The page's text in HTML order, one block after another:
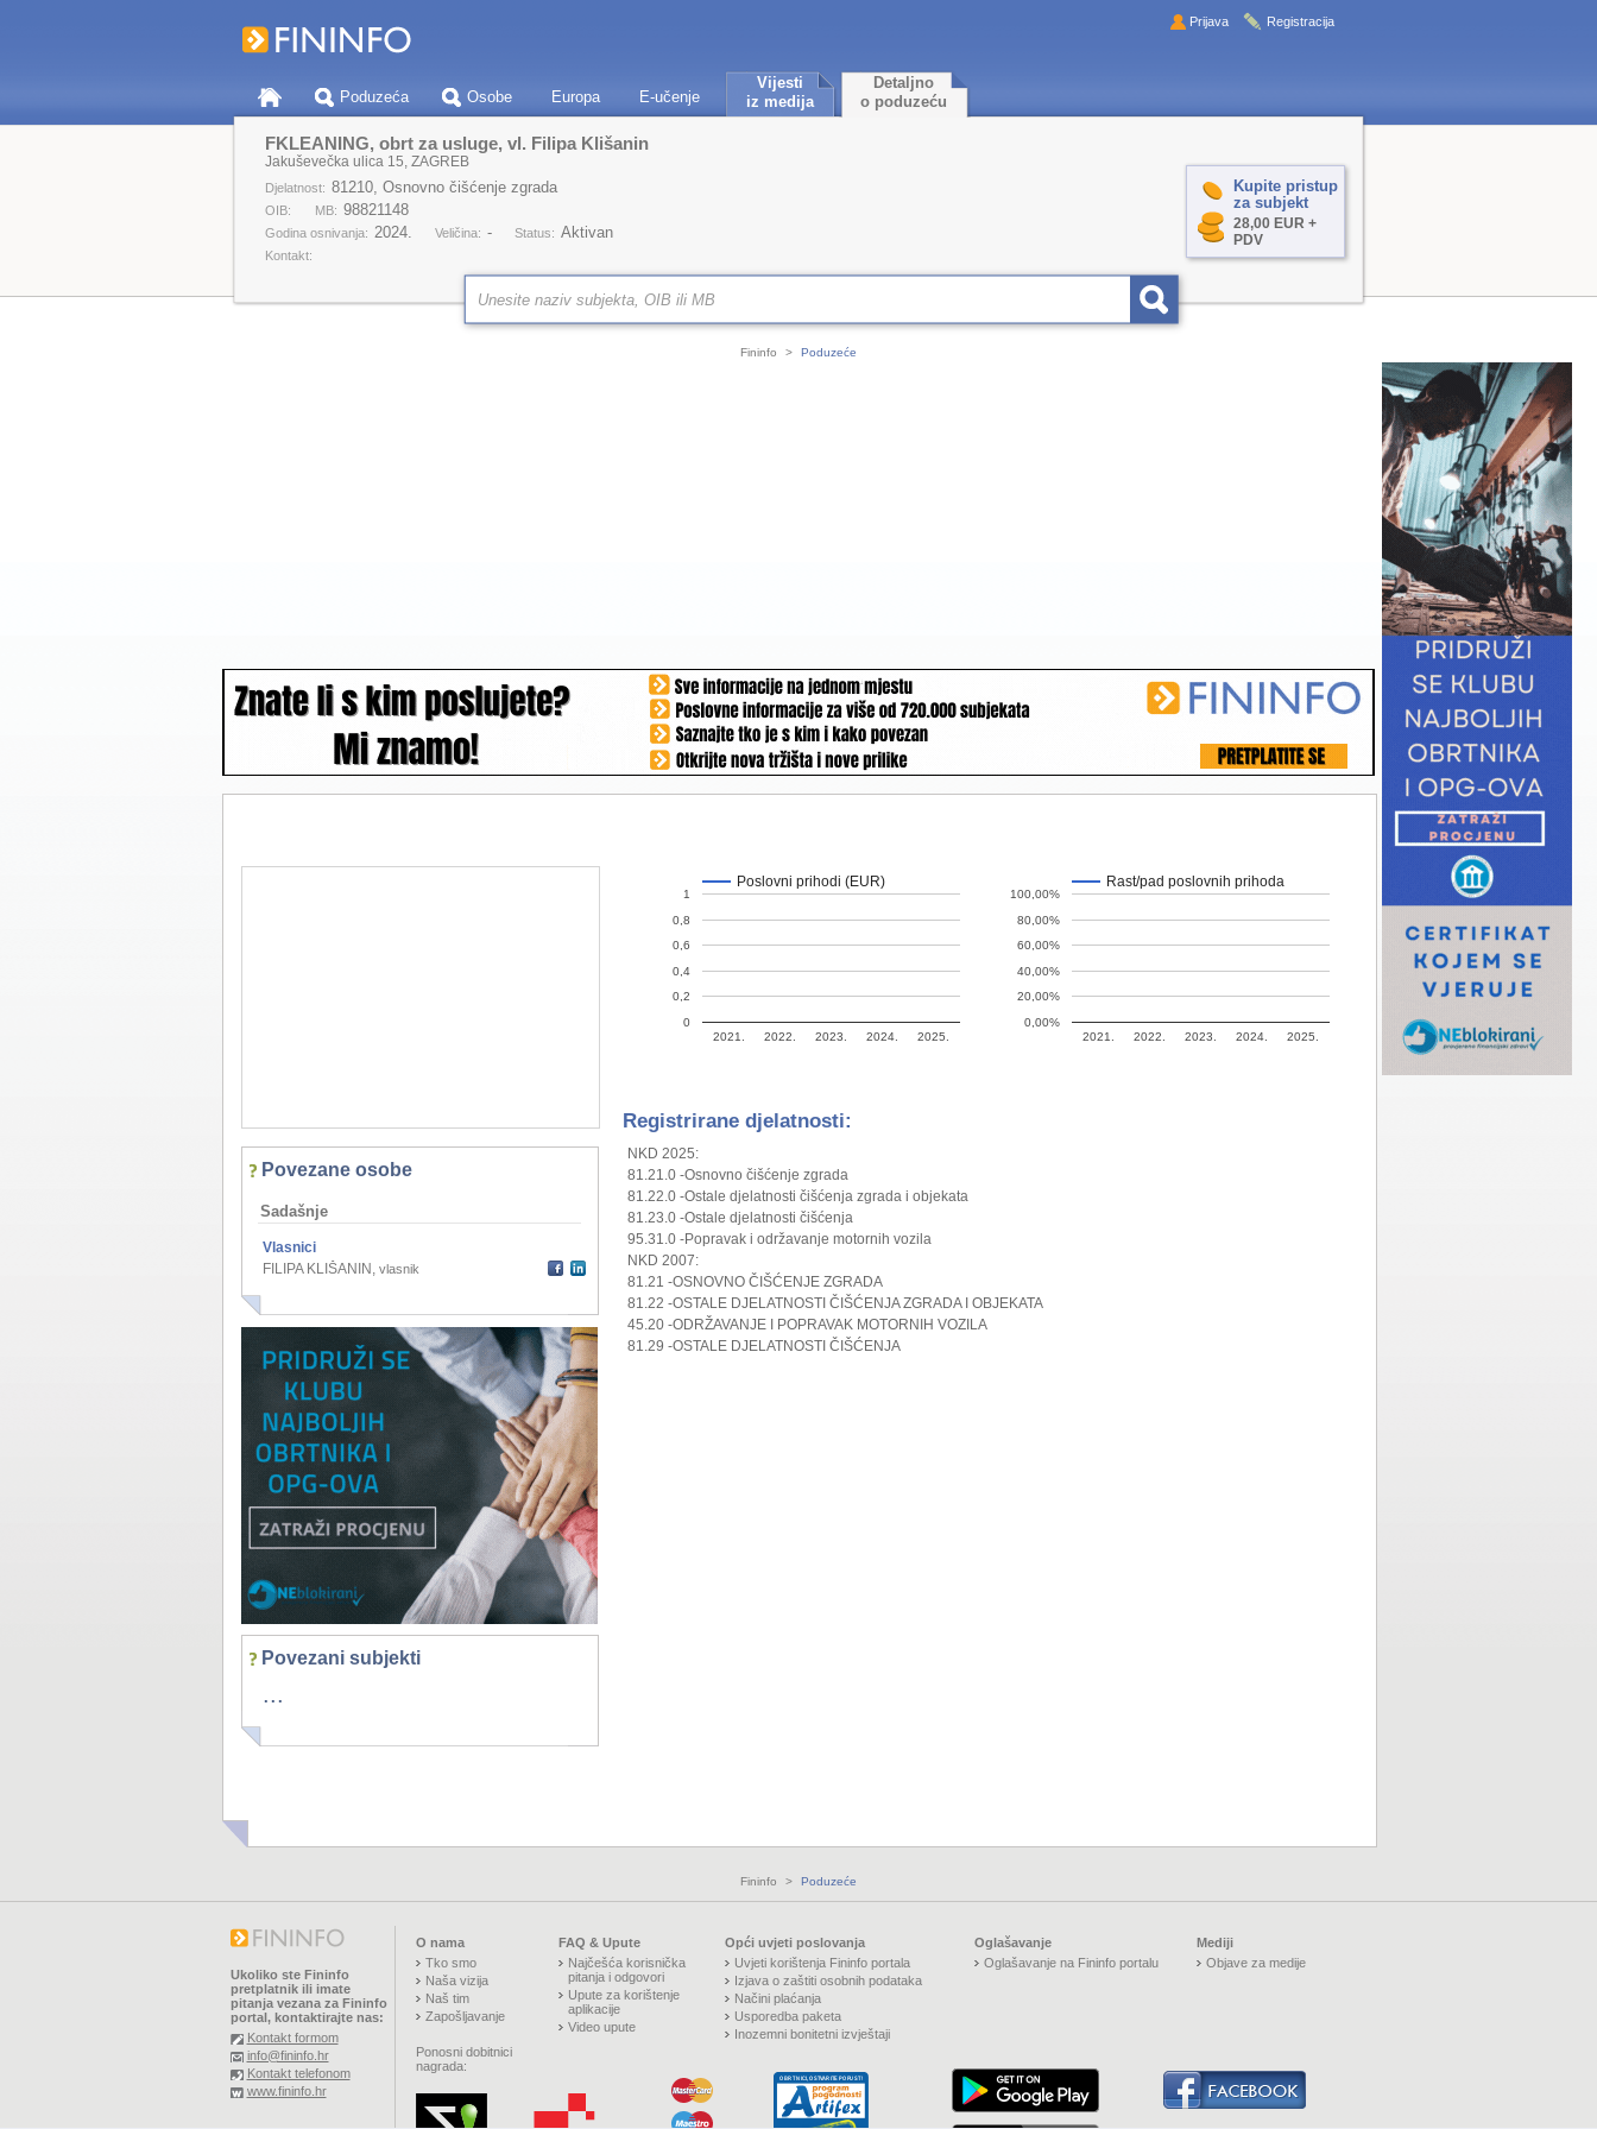
Poduzeća Osobe Europa E-učenje
Vijesti
iz medija
Detaljno
o poduzeću
Prijava Registracija
Kupite pristup
za subjekt
28,00 EUR +
PDV
FKLEANING, obrt za usluge, vl. Filipa Klišanin
Jakuševečka ulica 15, ZAGREB
Djelatnost: 81210, Osnovno čišćenje zgrada
OIB: MB: 98821148
Godina osnivanja: 2024. Veličina: - Status: Aktivan
Kontakt:
Fininfo > Poduzeće
Povezane osobe
Sadašnje
Vlasnici
FILIPA KLIŠANIN , vlasnik
Povezani subjekti
...
Poslovni prihodi (EUR)
2021. 2022. 2023. 2024. 2025.
0
0,2
0,4
0,6
0,8
1
Rast/pad poslovnih prihoda
2021. 2022. 2023. 2024. 2025.
0,00%
20,00%
40,00%
60,00%
80,00%
100,00%
Registrirane djelatnosti:
NKD 2025:
81.21.0 -Osnovno čišćenje zgrada
81.22.0 -Ostale djelatnosti čišćenja zgrada i objekata
81.23.0 -Ostale djelatnosti čišćenja
95.31.0 -Popravak i održavanje motornih vozila
NKD 2007:
81.21 -OSNOVNO ČIŠĆENJE ZGRADA
81.22 -OSTALE DJELATNOSTI ČIŠĆENJA ZGRADA I OBJEKATA
45.20 -ODRŽAVANJE I POPRAVAK MOTORNIH VOZILA
81.29 -OSTALE DJELATNOSTI ČIŠĆENJA
Fininfo > Poduzeće
Ukoliko ste Fininfo
pretplatnik ili imate
pitanja vezana za Fininfo
portal, kontaktirajte nas:
Kontakt formom
info@fininfo.hr
Kontakt telefonom
www.fininfo.hr
O nama
Tko smo
Naša vizija
Naš tim
Zapošljavanje
Ponosni dobitnici
nagrada:
FAQ & Upute
Najčešća korisnička
pitanja i odgovori
Upute za korištenje
aplikacije
Video upute
Opći uvjeti poslovanja
Uvjeti korištenja Fininfo portala
Izjava o zaštiti osobnih podataka
Načini plaćanja
Usporedba paketa
Inozemni bonitetni izvještaji
Oglašavanje
Oglašavanje na Fininfo portalu
Mediji
Objave za medije